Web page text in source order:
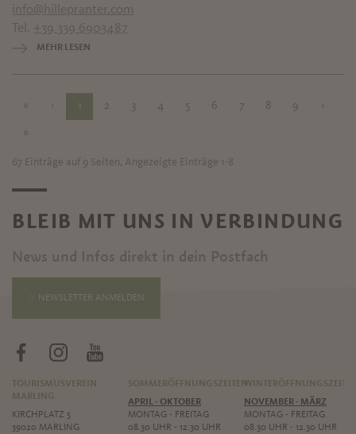
info@hillepranter.com
Tel. +39 339 6903487
MEHR LESEN
1 2 3 4 5 6 7 8 9 ›
»
67 Einträge auf 9 Seiten, Angezeigte Einträge 1-8
BLEIB MIT UNS IN VERBINDUNG
News und Infos direkt in dein Postfach
NEWSLETTER ANMELDEN
TOURISMUSVEREIN
MARLING
KIRCHPLATZ 5
39020 MARLING
SOMMERÖFFNUNGSZEITEN
APRIL - OKTOBER
MONTAG - FREITAG
08.30 UHR - 12:30 UHR
NOVEMBER - MÄRZ
MONTAG - FREITAG
08.30 UHR - 12.30 UHR